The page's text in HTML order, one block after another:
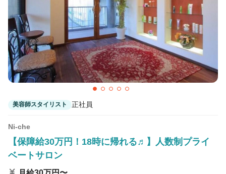
美容師スタイリスト 正社員
Ni-che
【保障給30万円！18時に帰れる♬】人数制プライ
ベートサロン